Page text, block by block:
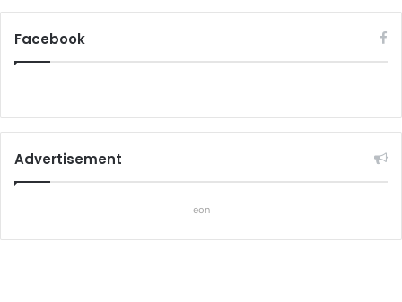
Facebook
Advertisement
eon